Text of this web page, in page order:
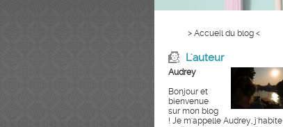
> Accueil du blog <
L'auteur
Audrey
Bonjour et
bienvenue
sur mon blog
! Je m'appelle Audrey, j'habite